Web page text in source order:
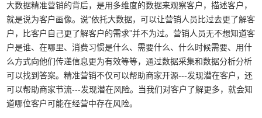
大数据精准营销的背后，是用多维度的数据来观察客户，描述客户，
就是说为客户画像。说“依托大数据，可以让营销人员比过去更了解客
户，比客户自己更了解客户的需求”并不为过。营销人员无不想知道客
户是谁、在哪里、消费习惯是什么、需要什么、什么时候需要、用什
么方式向他们传递信息更为有效等等，通过数据采集和数据分析分析
可以找到答案。精准营销不仅可以帮助商家开源---发现潜在客户，还
可以帮助商家节流---发现潜在风险。当我们对客户了解更多，就会知
道哪位客户可能在经营中存在风险。